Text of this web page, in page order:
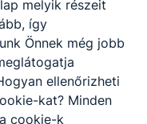
és a
részt vesz a
a kapcsolódó
melyik részeit
így
Önnek még jobb
ellenőrizheti
kat? Minden
cookie-k